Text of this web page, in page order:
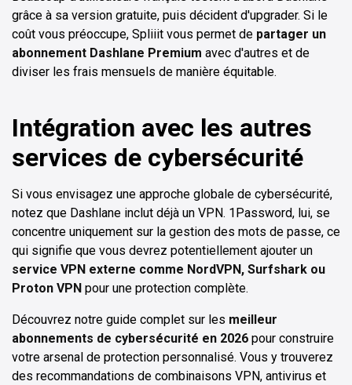
grâce à sa version gratuite, puis décident d'upgrader. Si le
coût vous préoccupe, Spliiit vous permet de partager un
abonnement Dashlane Premium avec d'autres et de
diviser les frais mensuels de manière équitable.
Intégration avec les autres
services de cybersécurité
Si vous envisagez une approche globale de cybersécurité,
notez que Dashlane inclut déjà un VPN. 1Password, lui, se
concentre uniquement sur la gestion des mots de passe, ce
qui signifie que vous devrez potentiellement ajouter un
service VPN externe comme NordVPN, Surfshark ou
Proton VPN pour une protection complète.
Découvrez notre guide complet sur les meilleur
abonnements de cybersécurité en 2026 pour construire
votre arsenal de protection personnalisé. Vous y trouverez
des recommandations de combinaisons VPN, antivirus et